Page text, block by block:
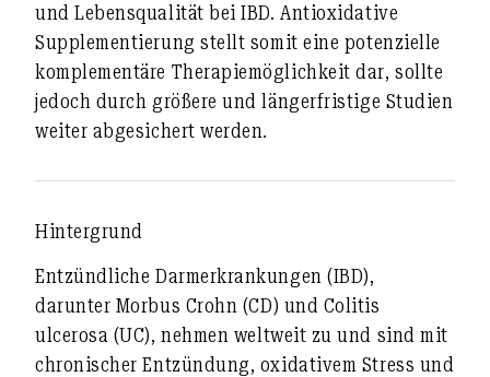
und Lebensqualität bei IBD. Antioxidative
Supplementierung stellt somit eine potenzielle
komplementäre Therapiemöglichkeit dar, sollte
jedoch durch größere und längerfristige Studien
weiter abgesichert werden.
Hintergrund
Entzündliche Darmerkrankungen (IBD),
darunter Morbus Crohn (CD) und Colitis
ulcerosa (UC), nehmen weltweit zu und sind mit
chronischer Entzündung, oxidativem Stress und